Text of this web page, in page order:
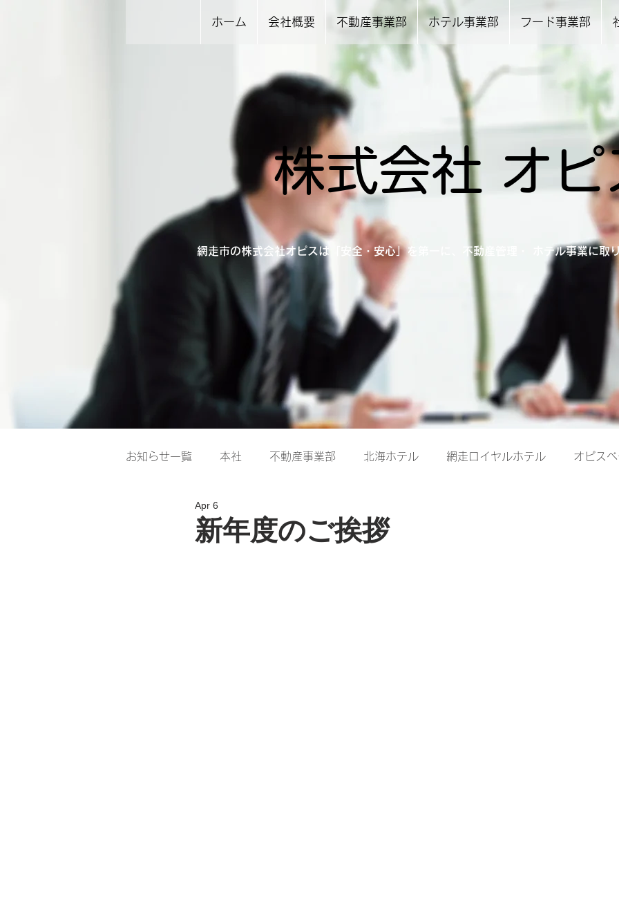
ホーム 会社概要 不動産事業部 ホテル事業部 フード事業部
株式会社 オピ
網走市の株式会社オピスは「安全・安心」を第一に、不動産管理・ ホテル事業に取
お知らせ一覧 本社 不動産事業部 北海ホテル 網走ロイヤルホテル オピス
新年度のご挨拶
Apr 6